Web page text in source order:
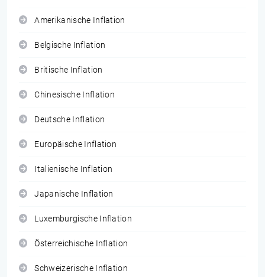
Amerikanische Inflation
Belgische Inflation
Britische Inflation
Chinesische Inflation
Deutsche Inflation
Europäische Inflation
Italienische Inflation
Japanische Inflation
Luxemburgische Inflation
Österreichische Inflation
Schweizerische Inflation